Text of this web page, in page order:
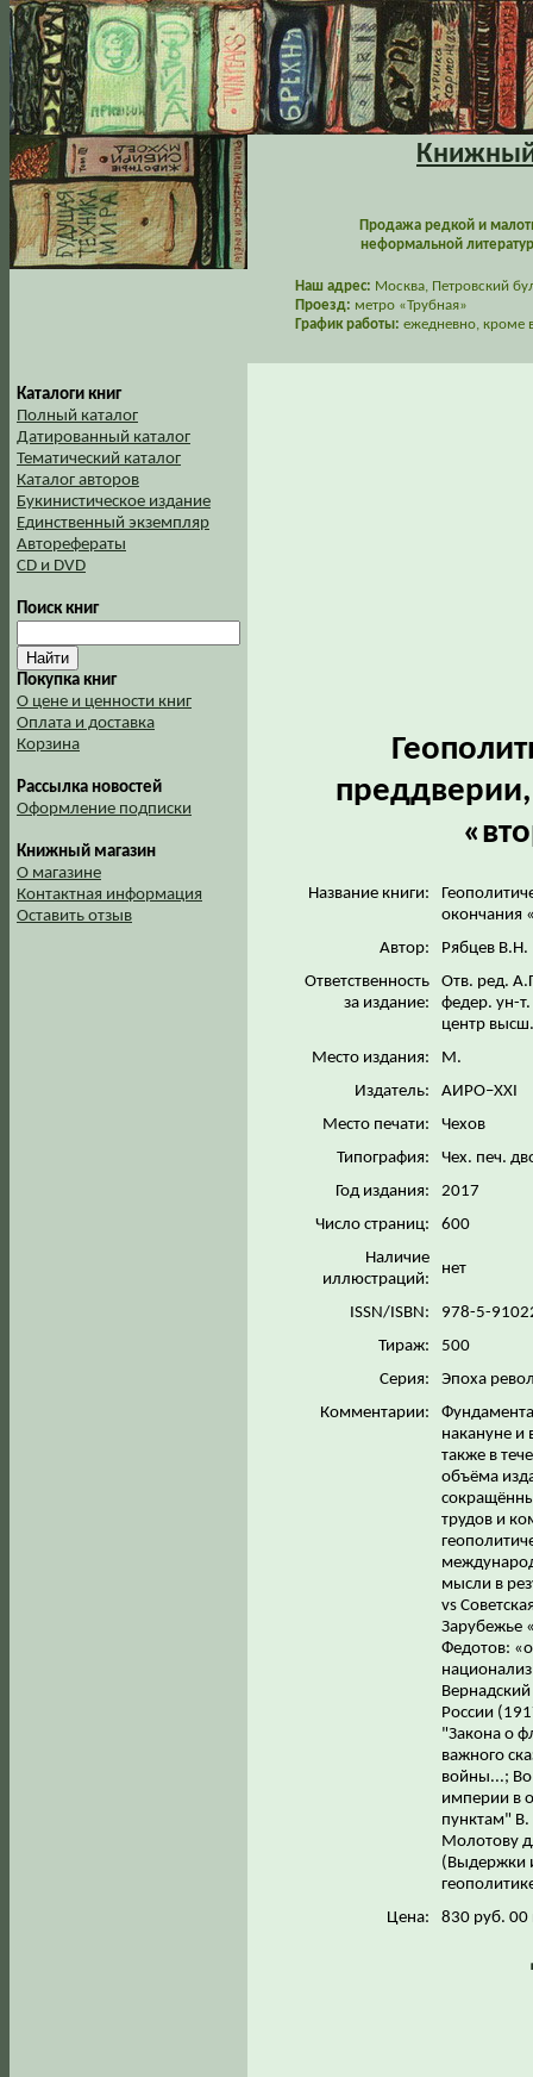
Книжный
Продажа редкой и
неформальной
Наш адрес: Москва, Петровский
Проезд: метро «Трубная»
График работы: ежедневно, кроме
Каталоги книг
Полный каталог
Датированный каталог
Тематический каталог
Каталог авторов
Букинистическое издание
Единственный экземпляр
Авторефераты
CD и DVD
Поиск книг
Покупка книг
О цене и ценности книг
Оплата и доставка
Корзина
Рассылка новостей
Оформление подписки
Книжный магазин
О магазине
Контактная информация
Оставить отзыв
Название книги:
окончания
Автор:
Рябцев В.Н.
Ответственность
за издание:
Отв. ред.
федер. ун-
центр
Место издания:
М.
Издатель:
АИРО–XXI
Место печати:
Чехов
Типография:
Чех. печ.
Год издания:
2017
Число страниц:
600
Наличие
иллюстраций:
нет
ISSN/ISBN:
978-5-
Тираж:
500
Серия:
Эпоха
Комментарии:
накануне и
также в
объёма
трудов и
мысли в
vs
Зарубежье
Федотов:
России
"Закона о
важного
войны...;
империи в
пунктам"
Молотову
(Выдержки
Цена:
830 руб. 00